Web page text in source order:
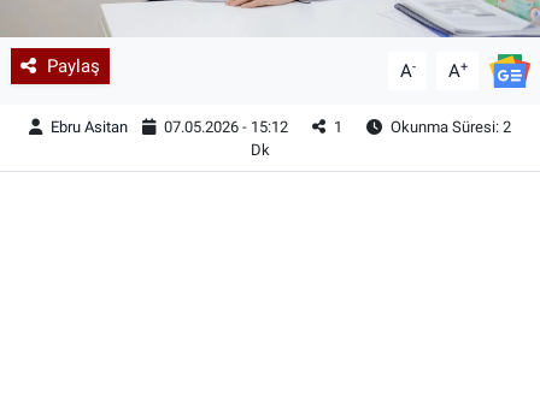
Paylaş A- A+
Ebru Asitan 07.05.2026 - 15:12 1
Okunma Süresi: 2
Dk